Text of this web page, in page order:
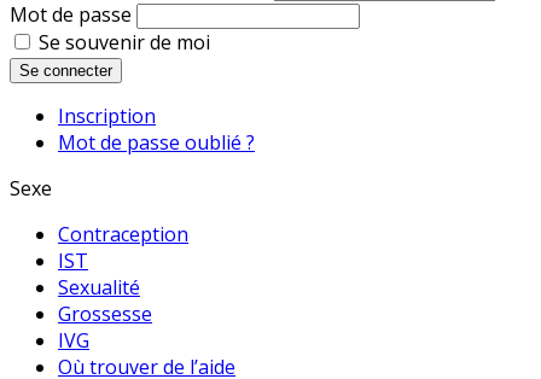
Mot de passe
Se souvenir de moi
Se connecter
Inscription
Mot de passe oublié ?
Sexe
Contraception
IST
Sexualité
Grossesse
IVG
Où trouver de l’aide